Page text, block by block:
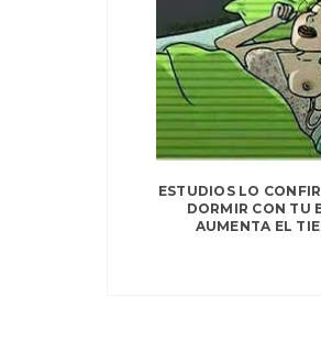
ESTUDIOS LO
DORMIR CON TU
AUMENTA EL